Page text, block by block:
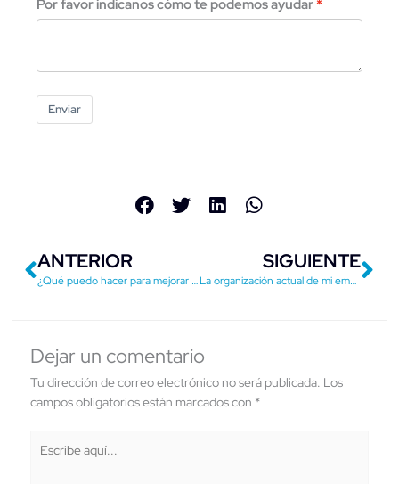
Por favor indícanos cómo te podemos ayudar
Enviar
Previo
ANTERIOR
¿Qué puedo hacer para mejorar el desempeño de mi empresa?
SIGUIENTE
La organización actual de mi empresa ya no es funcional, ¿cómo puedo reestructurarme?
Dejar un comentario
Tu dirección de correo electrónico no será publicada. Los
campos obligatorios están marcados con *
aquí...